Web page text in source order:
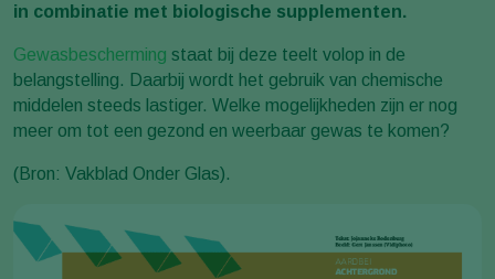
in combinatie met biologische supplementen.
Gewasbescherming staat bij deze teelt volop in de
belangstelling. Daarbij wordt het gebruik van chemische
middelen steeds lastiger. Welke mogelijkheden zijn er nog
meer om tot een gezond en weerbaar gewas te komen?
(Bron: Vakblad Onder Glas).